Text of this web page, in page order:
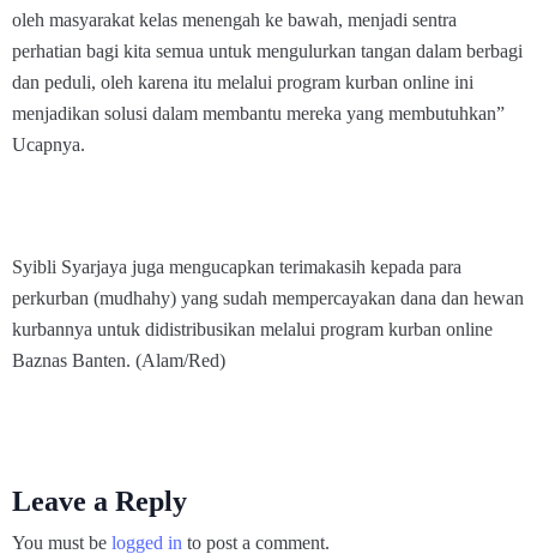
oleh masyarakat kelas menengah ke bawah, menjadi sentra
perhatian bagi kita semua untuk mengulurkan tangan dalam berbagi
dan peduli, oleh karena itu melalui program kurban online ini
menjadikan solusi dalam membantu mereka yang membutuhkan”
Ucapnya.
Syibli Syarjaya juga mengucapkan terimakasih kepada para
perkurban (mudhahy) yang sudah mempercayakan dana dan hewan
kurbannya untuk didistribusikan melalui program kurban online
Baznas Banten. (Alam/Red)
Leave a Reply
You must be logged in to post a comment.